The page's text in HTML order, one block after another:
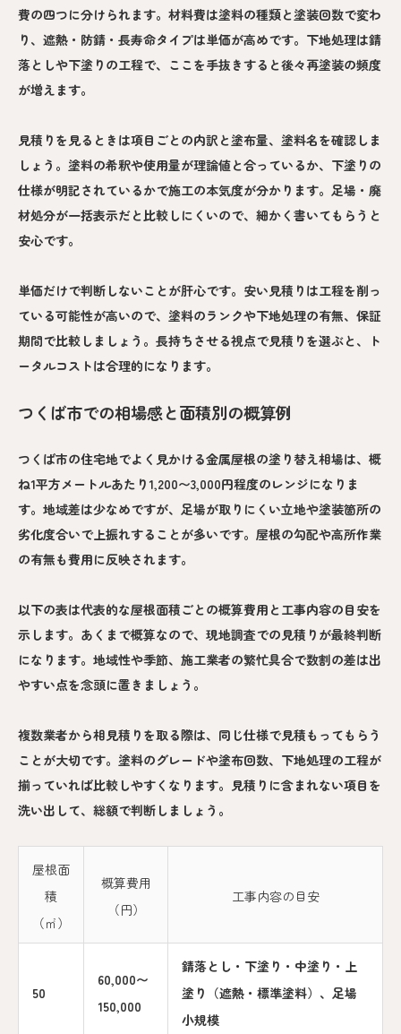
費の四つに分けられます。材料費は塗料の種類と塗装回数で変わ
り、遮熱・防錆・長寿命タイプは単価が高めです。下地処理は錆
落としや下塗りの工程で、ここを手抜きすると後々再塗装の頻度
が増えます。
見積りを見るときは項目ごとの内訳と塗布量、塗料名を確認しま
しょう。塗料の希釈や使用量が理論値と合っているか、下塗りの
仕様が明記されているかで施工の本気度が分かります。足場・廃
材処分が一括表示だと比較しにくいので、細かく書いてもらうと
安心です。
単価だけで判断しないことが肝心です。安い見積りは工程を削っ
ている可能性が高いので、塗料のランクや下地処理の有無、保証
期間で比較しましょう。長持ちさせる視点で見積りを選ぶと、ト
ータルコストは合理的になります。
つくば市での相場感と面積別の概算例
つくば市の住宅地でよく見かける金属屋根の塗り替え相場は、概
ね1平方メートルあたり1,200〜3,000円程度のレンジになりま
す。地域差は少なめですが、足場が取りにくい立地や塗装箇所の
劣化度合いで上振れすることが多いです。屋根の勾配や高所作業
の有無も費用に反映されます。
以下の表は代表的な屋根面積ごとの概算費用と工事内容の目安を
示します。あくまで概算なので、現地調査での見積りが最終判断
になります。地域性や季節、施工業者の繁忙具合で数割の差は出
やすい点を念頭に置きましょう。
複数業者から相見積りを取る際は、同じ仕様で見積もってもらう
ことが大切です。塗料のグレードや塗布回数、下地処理の工程が
揃っていれば比較しやすくなります。見積りに含まれない項目を
洗い出して、総額で判断しましょう。
屋根面
積
（㎡）
概算費用
（円）
工事内容の目安
50
60,000〜
150,000
錆落とし・下塗り・中塗り・上
塗り（遮熱・標準塗料）、足場
小規模